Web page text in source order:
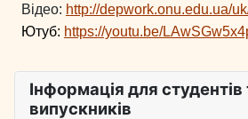
Інформація для студентів
випускників
Відео: http://depwork.onu.edu.ua/
Ютуб: https://youtu.be/